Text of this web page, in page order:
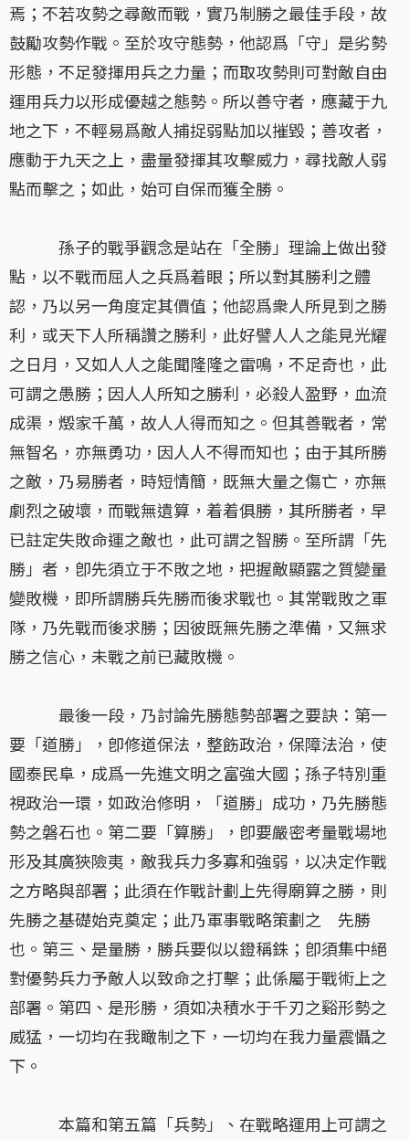
焉；不若攻勢之尋敵而戰，實乃制勝之最佳手段，故
鼓勵攻勢作戰。至於攻守態勢，他認爲「守」是劣勢
形態，不足發揮用兵之力量；而取攻勢則可對敵自由
運用兵力以形成優越之態勢。所以善守者，應藏于九
地之下，不輕易爲敵人捕捉弱點加以摧毀；善攻者，
應動于九天之上，盡量發揮其攻擊威力，尋找敵人弱
點而擊之；如此，始可自保而獲全勝。
孫子的戰爭觀念是站在「全勝」理論上做出發
點，以不戰而屈人之兵爲着眼；所以對其勝利之體
認，乃以另一角度定其價值；他認爲衆人所見到之勝
利，或天下人所稱讚之勝利，此好譬人人之能見光耀
之日月，又如人人之能聞隆隆之雷鳴，不足奇也，此
可謂之愚勝；因人人所知之勝利，必殺人盈野，血流
成渠，燬家千萬，故人人得而知之。但其善戰者，常
無智名，亦無勇功，因人人不得而知也；由于其所勝
之敵，乃易勝者，時短情簡，既無大量之傷亡，亦無
劇烈之破壞，而戰無遺算，着着俱勝，其所勝者，早
已註定失敗命運之敵也，此可謂之智勝。至所謂「先
勝」者，卽先須立于不敗之地，把握敵顯露之質變量
變敗機，即所謂勝兵先勝而後求戰也。其常戰敗之軍
隊，乃先戰而後求勝；因彼既無先勝之準備，又無求
勝之信心，未戰之前已藏敗機。
最後一段，乃討論先勝態勢部署之要訣：第一
要「道勝」，卽修道保法，整飭政治，保障法治，使
國泰民阜，成爲一先進文明之富強大國；孫子特別重
視政治一環，如政治修明，「道勝」成功，乃先勝態
勢之磐石也。第二要「算勝」，卽要嚴密考量戰場地
形及其廣狹險夷，敵我兵力多寡和強弱，以决定作戰
之方略與部署；此須在作戰計劃上先得廟算之勝，則
先勝之基礎始克奠定；此乃軍事戰略策劃之 先勝
也。第三、是量勝，勝兵要似以鐙稱銖；卽須集中絕
對優勢兵力予敵人以致命之打擊；此係屬于戰術上之
部署。第四、是形勝，須如决積水于千刃之谿形勢之
威猛，一切均在我瞰制之下，一切均在我力量震懾之
下。
本篇和第五篇「兵勢」、在戰略運用上可謂之